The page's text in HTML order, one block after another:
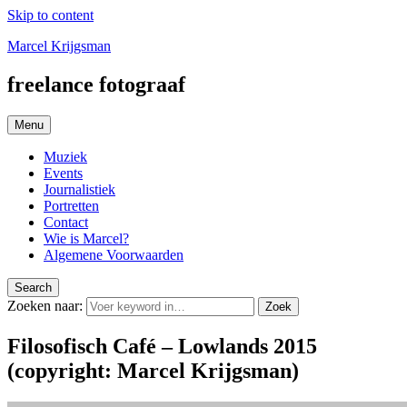
Skip to content
Marcel Krijgsman
freelance fotograaf
Menu
Muziek
Events
Journalistiek
Portretten
Contact
Wie is Marcel?
Algemene Voorwaarden
Search
Zoeken naar: Zoek
Filosofisch Café – Lowlands 2015
(copyright: Marcel Krijgsman)